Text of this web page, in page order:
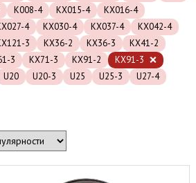
K008-4 KX015-4
KX016-4
4 KX030-4 KX037-4
KX042-4
3 KX36-2 KX36-3
KX41-2
3 KX71-3 KX91-2
KX91-3
U20 U20-3 U25 U25-3
U27-4